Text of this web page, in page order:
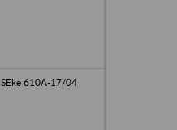
SEke 610A-17/04